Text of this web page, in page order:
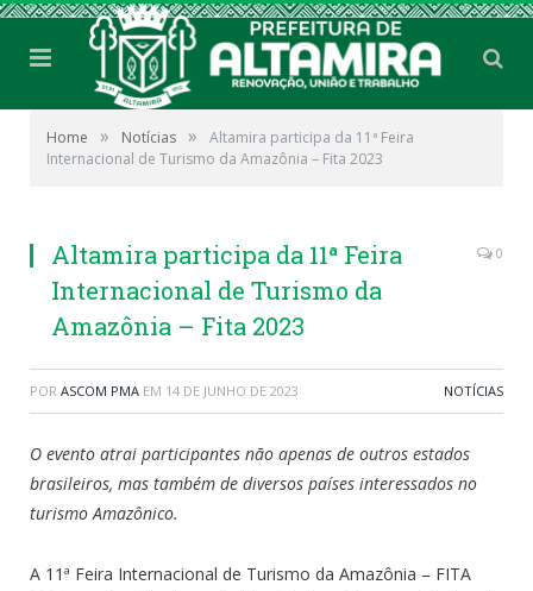
Home » Notícias »
Altamira participa da 11ª Feira
Internacional de Turismo da Amazônia – Fita 2023
Altamira participa da 11ª Feira
Internacional de Turismo da
Amazônia – Fita 2023
0
POR ASCOM PMA EM 14 DE JUNHO DE 2023 NOTÍCIAS
O evento atrai participantes não apenas de outros estados
brasileiros, mas também de diversos países interessados no
turismo Amazônico.
A 11ª Feira Internacional de Turismo da Amazônia – FITA